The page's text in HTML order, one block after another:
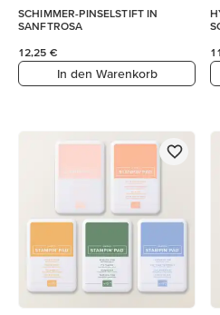
SCHIMMER-PINSELSTIFT IN
SANFTROSA
12,25 €
In den Warenkorb